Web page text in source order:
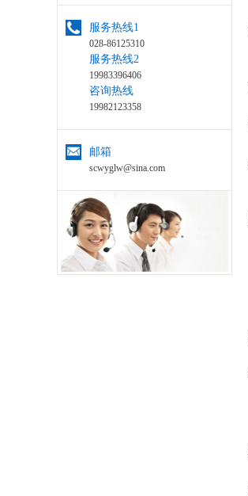
服务热线1
028-86125310
服务热线2
19983396406
咨询热线
19982123358
邮箱
scwyglw@sina.com